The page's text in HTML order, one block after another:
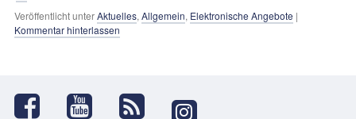
Veröffentlicht unterAktuelles, Allgemein, Elektronische Angebote |
Kommentar hinterlassen